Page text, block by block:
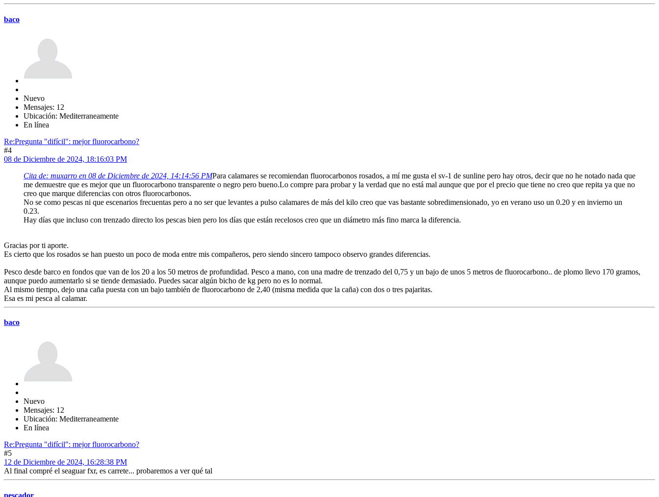
baco
Nuevo
Mensajes: 12
Ubicación: Mediterraneamente
En línea
Re:Pregunta "difícil": mejor fluorocarbono?
#4
08 de Diciembre de 2024, 18:16:03 PM
Cita de: muxarro en 08 de Diciembre de 2024, 14:14:56 PMPara calamares se recomiendan fluorocarbonos rosados, a mí me gusta el sv-1 de sunline pero hay otros, decir que no he notado nada que
me demuestre que es mejor que un fluorocarbono transparente o negro pero bueno.Lo compre para probar y la verdad que no está mal aunque que por el precio que tiene no creo que repita ya que no
creo que marque diferencias con otros fluorocarbonos.
No se como pescas ni que escenarios frecuentas pero a no ser que levantes a pulso calamares de más del kilo creo que vas bastante sobredimensionado, yo en verano uso un 0.20 y en invierno un
0.23.
Hay días que incluso con trenzado directo los pescas bien pero los días que están recelosos creo que un diámetro más fino marca la diferencia.
Gracias por ti aporte.
Es cierto que los rosados se han puesto un poco de moda entre mis compañeros, pero siendo sincero tampoco observo grandes diferencias.
Pesco desde barco en fondos que van de los 20 a los 50 metros de profundidad. Pesco a mano, con una madre de trenzado del 0,75 y un bajo de unos 5 metros de fluorocarbono.. de plomo llevo 170 gramos,
aunque puedo aumentarlo si se tiende demasiado. Puedes sacar algún bicho de kg pero no es lo normal.
Al mismo tiempo, dejo una caña puesta con un bajo también de fluorocarbono de 2,40 (misma medida que la caña) con dos o tres pajaritas.
Esa es mi pesca al calamar.
baco
Nuevo
Mensajes: 12
Ubicación: Mediterraneamente
En línea
Re:Pregunta "difícil": mejor fluorocarbono?
#5
12 de Diciembre de 2024, 16:28:38 PM
Al final compré el seaguar fxr, es carrete... probaremos a ver qué tal
pescador